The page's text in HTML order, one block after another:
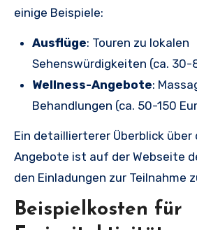
einige Beispiele:
Ausflüge: Touren zu lokalen
Sehenswürdigkeiten (ca. 30-
Wellness-Angebote:
Behandlungen (ca. 50-150
Ein detaillierterer Überblick über
Angebote ist auf der Webseite
den Einladungen zur Teilnahme
Beispielkosten für